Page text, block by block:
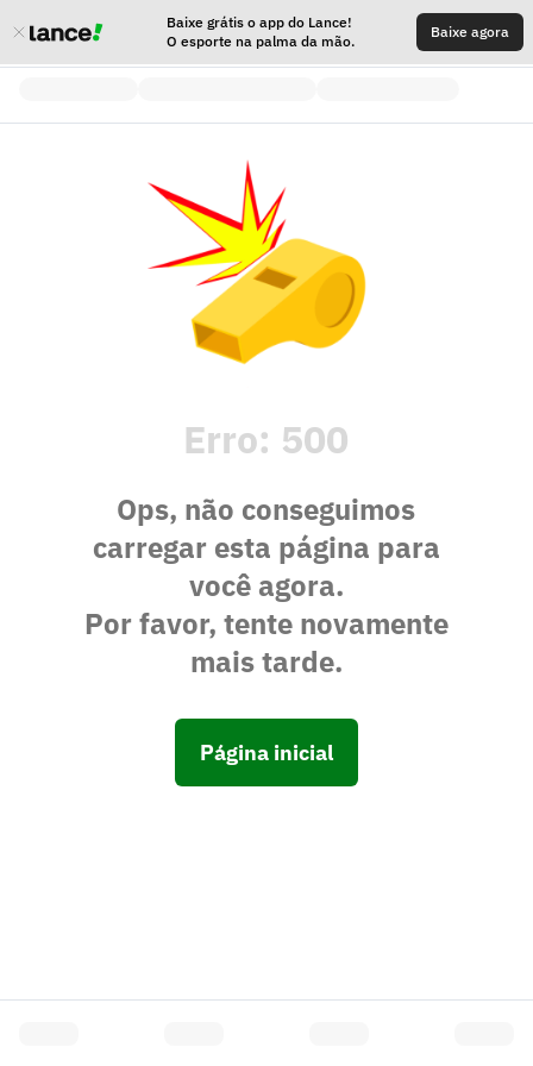
Baixe grátis o app do Lance!
O esporte na palma da mão.
Baixe agora
Erro: 500
Ops, não conseguimos
carregar esta página para
você agora.
Por favor, tente novamente
mais tarde.
Página inicial